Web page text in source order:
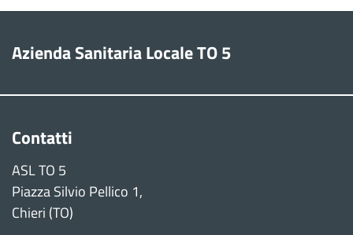
Azienda Sanitaria Locale TO 5
Contatti
ASL TO 5
Piazza Silvio Pellico 1,
Chieri (TO)